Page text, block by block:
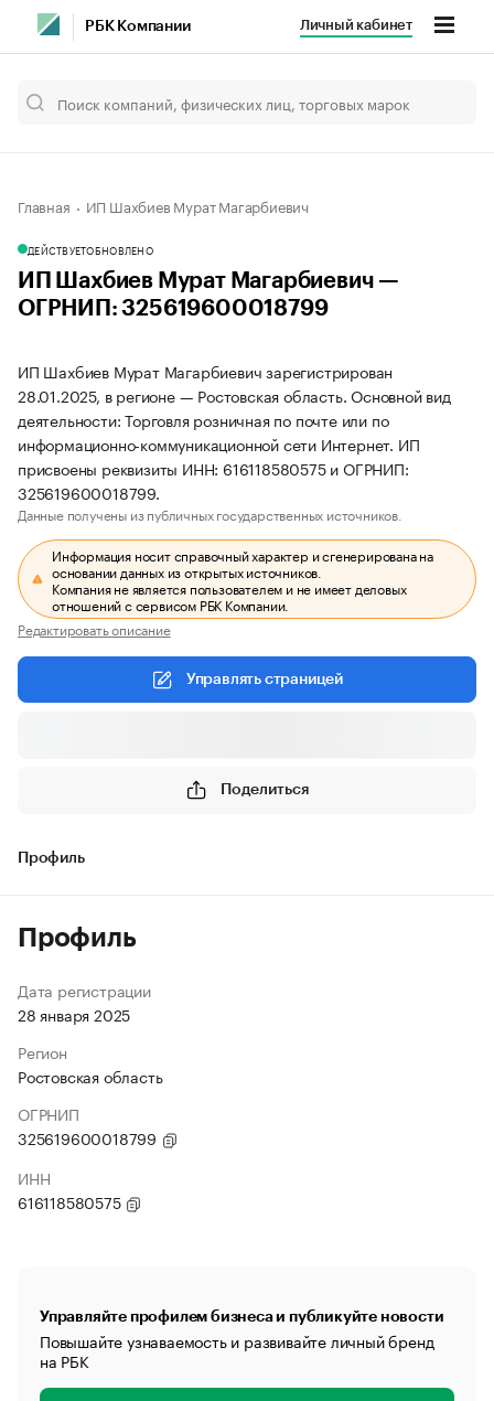
РБК Компании Личный кабинет
Главная ИП Шахбиев Мурат Магарбиевич
ДЕЙСТВУЕТОБНОВЛЕНО
ИП Шахбиев Мурат Магарбиевич —
ОГРНИП: 325619600018799
ИП Шахбиев Мурат Магарбиевич зарегистрирован
28.01.2025, в регионе — Ростовская область. Основной вид
деятельности: Торговля розничная по почте или по
информационно-коммуникационной сети Интернет. ИП
присвоены реквизиты ИНН: 616118580575 и ОГРНИП:
325619600018799.
Данные получены из публичных государственных источников.
Информация носит справочный характер и сгенерирована на
основании данных из открытых источников.
Компания не является пользователем и не имеет деловых
отношений с сервисом РБК Компании.
Редактировать описание
Управлять страницей
Поделиться
Профиль
Профиль
Дата регистрации
28 января 2025
Регион
Ростовская область
ОГРНИП
325619600018799
ИНН
616118580575
Управляйте профилем бизнеса и публикуйте новости
Повышайте узнаваемость и развивайте личный бренд
на РБК